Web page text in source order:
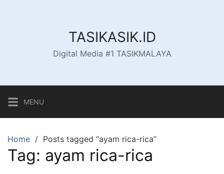
TASIKASIK.ID
Digital Media #1 TASIKMALAYA
MENU
Home Posts tagged “ayam rica-rica”
Tag: ayam rica-rica